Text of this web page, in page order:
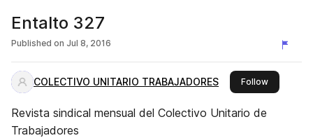
Entalto 327
Published on Jul 8, 2016
COLECTIVO UNITARIO TRABAJADORES Followthis
Revista sindical mensual del Colectivo Unitario de
Trabajadores